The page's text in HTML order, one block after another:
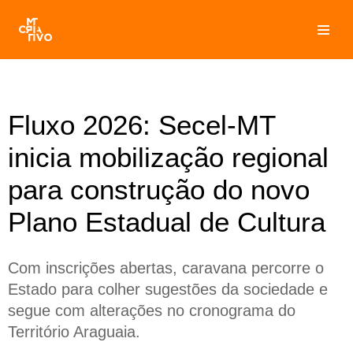
Pular
para
Fluxo 2026: Secel-MT
inicia mobilização regional
para construção do novo
Plano Estadual de Cultura
Com inscrições abertas, caravana percorre o
Estado para colher sugestões da sociedade e
segue com alterações no cronograma do
Território Araguaia.